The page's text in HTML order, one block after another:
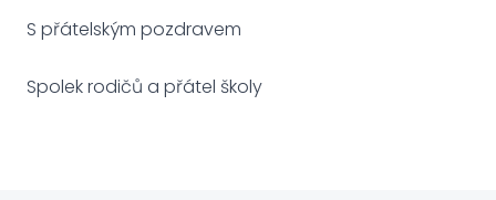
S přátelským pozdravem
Spolek rodičů a přátel školy